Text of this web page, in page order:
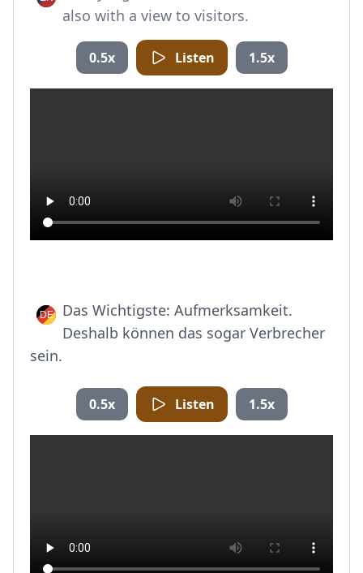
also with a view to visitors.
0.5x Listen 1.5x
Das Wichtigste: Aufmerksamkeit.
Deshalb können das sogar Verbrecher
sein.
0.5x Listen 1.5x